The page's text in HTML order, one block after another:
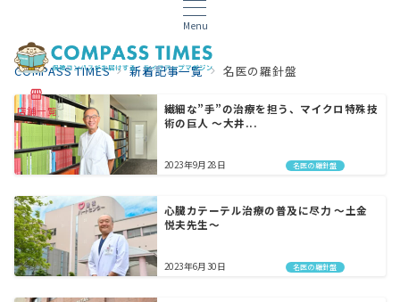
Menu
店舗一覧
COMPASS TIMES 新着記事一覧 名医の羅針盤
名医の羅針盤
繊細な”手”の治療を担う、マイクロ特殊技
術の巨人 〜大井...
2023年9月28日
名医の羅針盤
心臓カテーテル治療の普及に尽力 〜土金
悦夫先生〜
2023年6月30日